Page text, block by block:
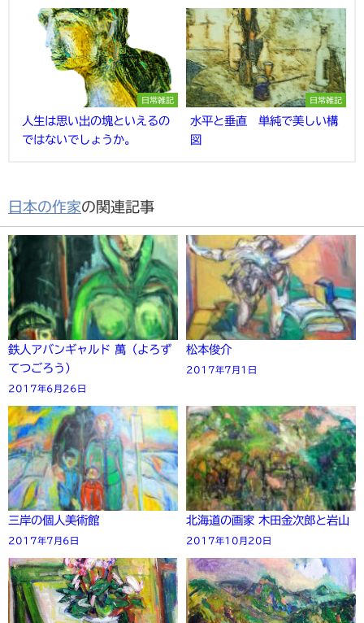
日常雑記
人生は思い出の塊といえるの
ではないでしょうか。
日常雑記
水平と垂直 単純で美しい構
図
日本の作家の関連記事
鉄人アバンギャルド 萬（よろず
てつごろう）
2017年6月26日
松本俊介
2017年7月1日
三岸の個人美術館
2017年7月6日
北海道の画家 木田金次郎と岩山
2017年10月20日